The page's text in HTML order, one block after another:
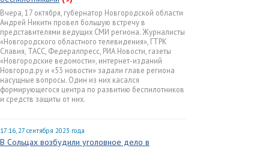
Вчера, 17 октября, губернатор Новгородской области
Андрей Никитн провел большую встречу в
представителями ведущих СМИ региона. Журналисты
«Новгородского областного телевидения», ГТРК
Славия, ТАСС, Федералпресс, РИА Новости, газеты
«Новгородские ведомости», интернет-изданий
Новгород.ру и «53 новости» задали главе региона
насущные вопросы. Один из них касался
формирующегося центра по развитию беспилотников
и средств защиты от них.
17:16, 27 сентября 2023 года
В Сольцах возбудили уголовное дело в